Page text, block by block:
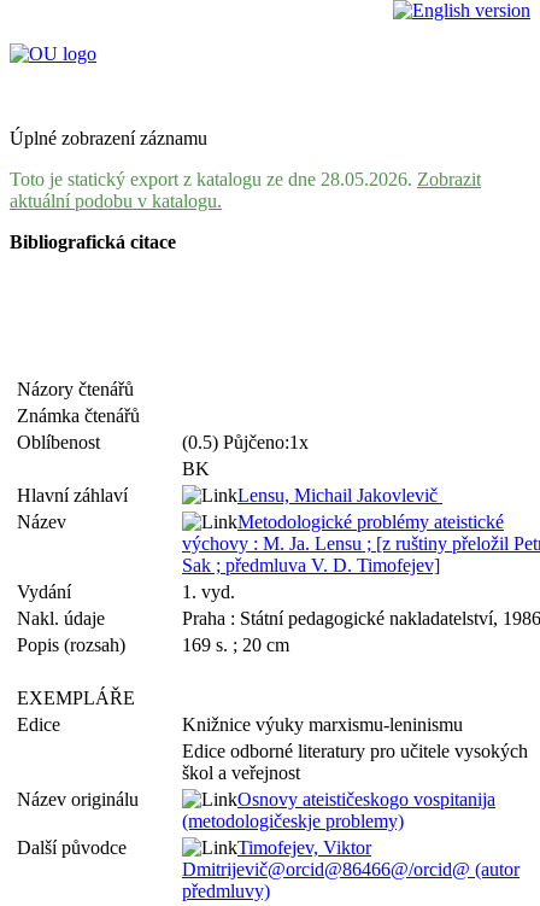
Úplné zobrazení záznamu
Toto je statický export z katalogu ze dne 28.05.2026. Zobrazit
aktuální podobu v katalogu.
Bibliografická citace
Názory čtenářů
Známka čtenářů
Oblíbenost
(0.5) Půjčeno:1x
BK
Hlavní záhlaví
Lensu, Michail Jakovlevič
Název
Metodologické problémy ateistické
výchovy : M. Ja. Lensu ; [z ruštiny přeložil
Sak ; předmluva V. D. Timofejev]
Vydání
1. vyd.
Nakl. údaje
Praha : Státní pedagogické nakladatelství, 1986
Popis (rozsah)
169 s. ; 20 cm
EXEMPLÁŘE
Edice
Knižnice výuky marxismu-leninismu
Edice odborné literatury pro učitele vysokých
škol a veřejnost
Název originálu
Osnovy ateističeskogo vospitanija
(metodologičeskje problemy)
Další původce
Timofejev, Viktor
Dmitrijevič@orcid@86466@/orcid@ (autor
předmluvy)